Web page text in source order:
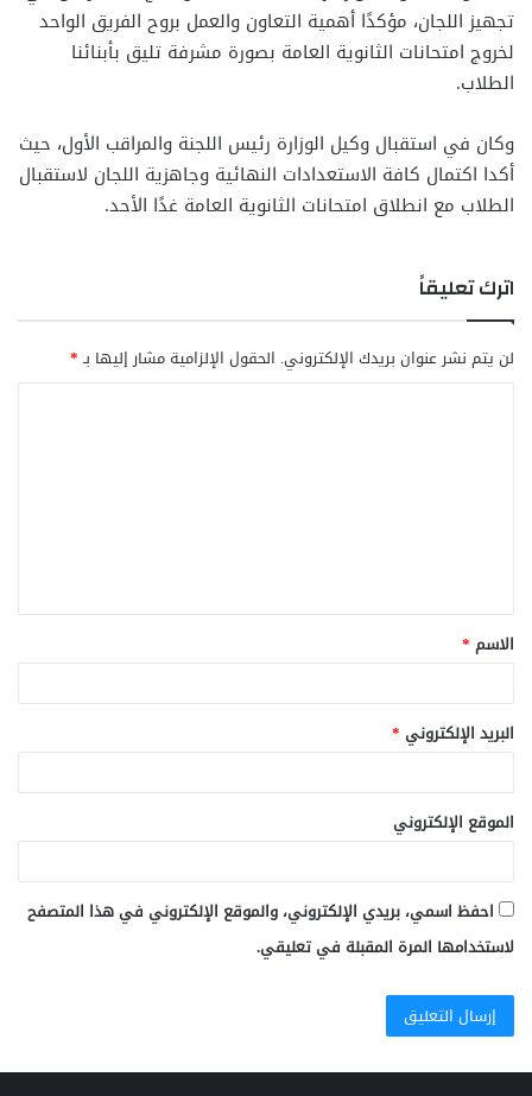
تجهيز اللجان، مؤكدًا أهمية التعاون والعمل بروح الفريق الواحد
لخروج امتحانات الثانوية العامة بصورة مشرفة تليق بأبنائنا
الطلاب.
وكان في استقبال وكيل الوزارة رئيس اللجنة والمراقب الأول، حيث
أكدا اكتمال كافة الاستعدادات النهائية وجاهزية اللجان لاستقبال
الطلاب مع انطلاق امتحانات الثانوية العامة غدًا الأحد.
اترك تعليقاً
لن يتم نشر عنوان بريدك الإلكتروني. الحقول الإلزامية مشار إليها بـ*
ق
*
الاسم *
البريد الإلكتروني *
الموقع الإلكتروني
احفظ اسمي، بريدي الإلكتروني، والموقع الإلكتروني في هذا المتصفح
لاستخدامها المرة المقبلة في تعليقي.